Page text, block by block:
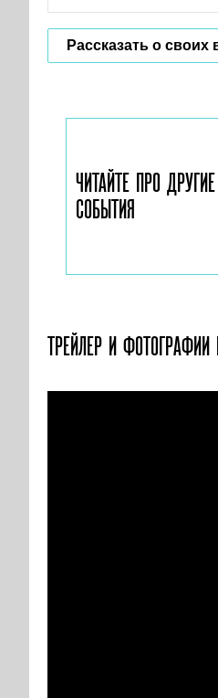
Рассказать о своих
ЧИТАЙТЕ ПРО ДРУГИЕ
СОБЫТИЯ
ТРЕЙЛЕР И ФОТОГРАФИИ